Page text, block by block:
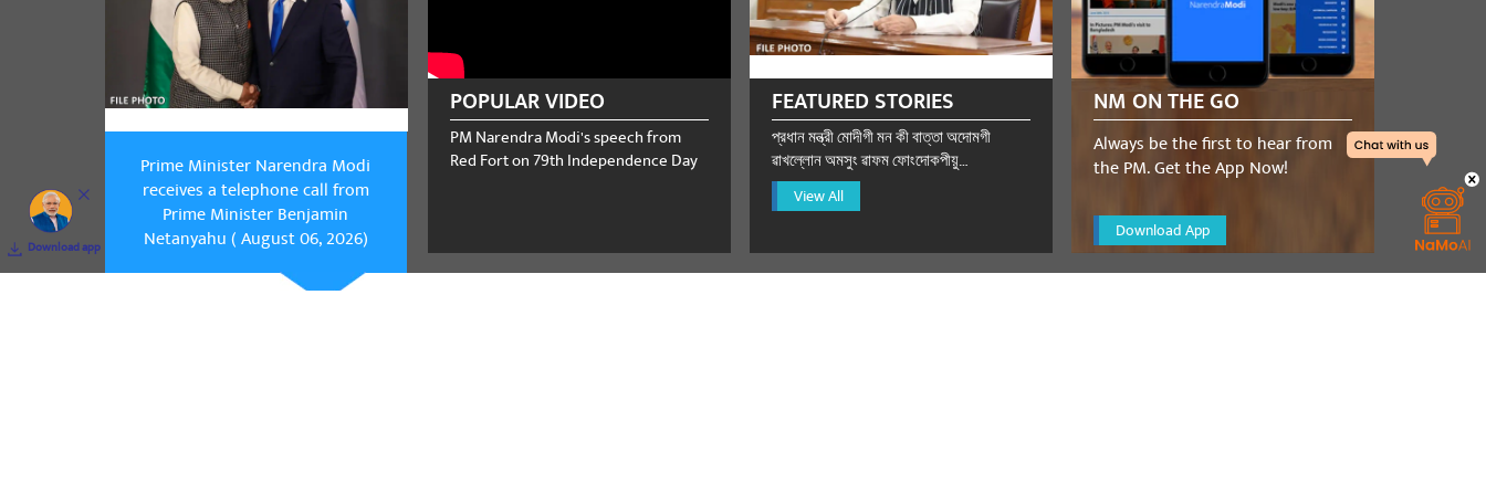
Download app
Prime Minister Narendra Modi
receives a telephone call from
Prime Minister Benjamin
Netanyahu ( August 06, 2026)
POPULAR VIDEO
PM Narendra Modi's speech from
Red Fort on 79th Independence Day
FEATURED STORIES
প্রধান মন্ত্রী মোদীগী মন কী বাত্তা অদোমগী
ৱাখল্লোন অমসুং ৱাফম ফোংদোকপীয়ু…
View All
NM ON THE GO
Always be the first to hear from
the PM. Get the App Now!
Download App